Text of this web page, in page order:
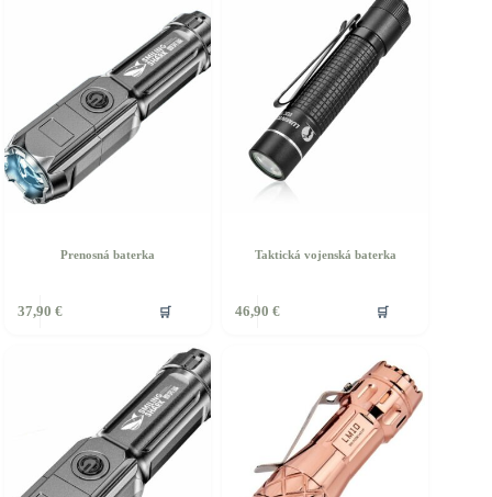
Možnosti
si
môžete
vybrať
produktu.
Prenosná baterka
37,90 € 🛒
Taktická vojenská baterka
46,90 € 🛒